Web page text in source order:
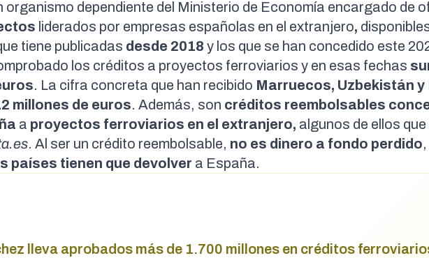
organismo dependiente del Ministerio de Economía encargado de
liderados por empresas españolas en el extranjero,
tiene publicadas desde 2018 y los que se han concedido este
los créditos a proyectos ferroviarios y en esas fechas
. La cifra concreta que han recibido Marruecos, Uzbekistán y
millones de euros. Además, son créditos reembolsables
a proyectos ferroviarios en el extranjero, algunos de ellos que
. Al ser un crédito reembolsable, no es dinero a fondo perdido
países tienen que devolver a España.
lleva aprobados más de 1.700 millones en créditos